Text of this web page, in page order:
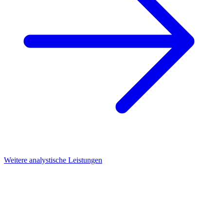
Weitere analystische Leistungen